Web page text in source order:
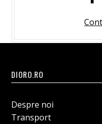
DIORO.RO
Despre noi
Transport